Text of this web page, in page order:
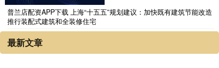
普兰店配资APP下载 上海“十五五”规划建议：加快既有建筑节能改造
推行装配式建筑和全装修住宅
最新文章